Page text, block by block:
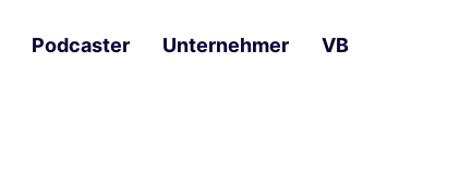
Podcaster Unternehmer VB